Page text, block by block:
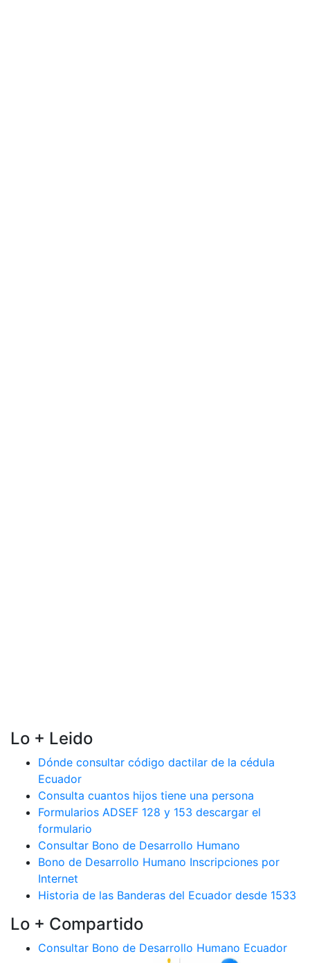
Lo + Leido
Dónde consultar código dactilar de la cédula
Ecuador
Consulta cuantos hijos tiene una persona
Formularios ADSEF 128 y 153 descargar el
formulario
Consultar Bono de Desarrollo Humano
Bono de Desarrollo Humano Inscripciones por
Internet
Historia de las Banderas del Ecuador desde 1533
Lo + Compartido
Consultar Bono de Desarrollo Humano Ecuador